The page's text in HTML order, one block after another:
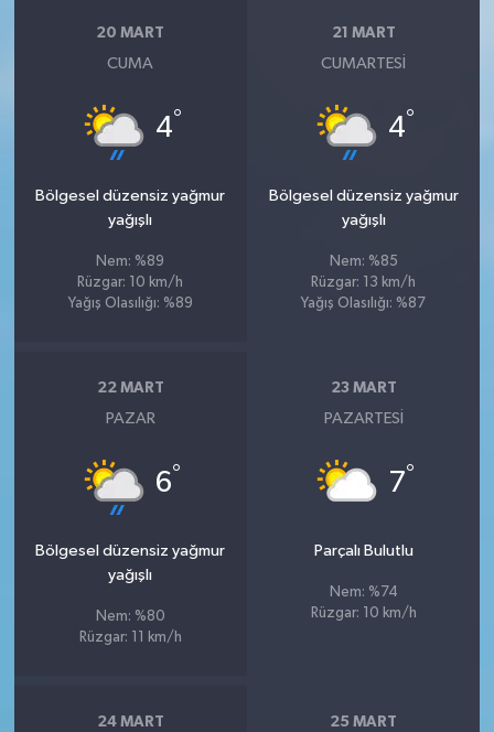
20 MART
CUMA
4°
Bölgesel düzensiz yağmur
yağışlı
Nem: %89
Rüzgar: 10 km/h
Yağış Olasılığı: %89
21 MART
CUMARTESI
4°
Bölgesel düzensiz yağmur
yağışlı
Nem: %85
Rüzgar: 13 km/h
Yağış Olasılığı: %87
22 MART
PAZAR
6°
Bölgesel düzensiz yağmur
yağışlı
Nem: %80
Rüzgar: 11 km/h
23 MART
PAZARTESI
7°
Parçalı Bulutlu
Nem: %74
Rüzgar: 10 km/h
24 MART 25 MART